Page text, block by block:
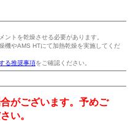
ントを乾燥させる必要があります。
機やAMS HTにて加熱乾燥を実施してくだ
る推奨事項をご確認ください。
がございます。予めご
い。